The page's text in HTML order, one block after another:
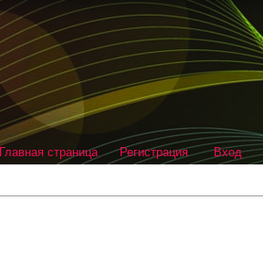
Главная страница Регистрация Вход